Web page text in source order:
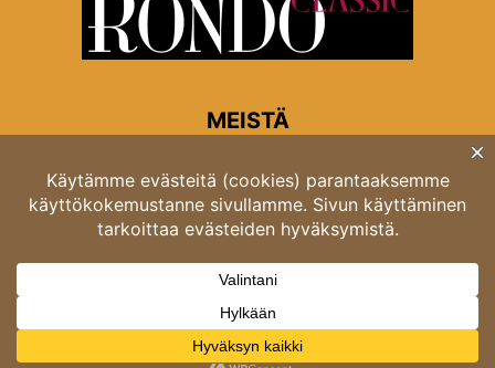
MEISTÄ
Rondon toimitus
Opastinsilta 6A 00520 Helsinki
Asiakaspalvelu: puh. 03 4246 5318
asiakaspalvelu@rondo.fi
Ota meihin yhteyttä:toimitus@rondo.fi
© Classicus Oy 2026 ver 2.4